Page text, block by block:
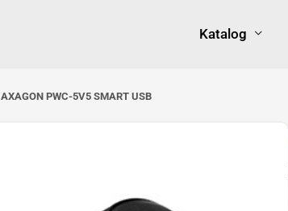
Katalog
AXAGON PWC-5V5 SMART USB